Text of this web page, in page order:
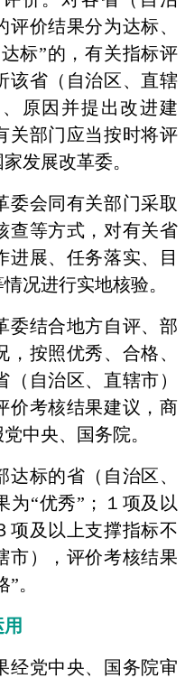
价结果分为达标、
标”的，有关指标评
该省（自治区、直辖
原因并提出改进建
关部门应当按时将评
发展改革委。
会同有关部门采取
查等方式，对有关省
进展、任务落实、目
况进行实地核验。
结合地方自评、部
按照优秀、合格、
自治区、直辖市）
价考核结果建议，商
中央、国务院。
标的省（自治区、
为“优秀”；１项及以
项及以上支撑指标不
市），评价考核结果
。
党中央、国务院审